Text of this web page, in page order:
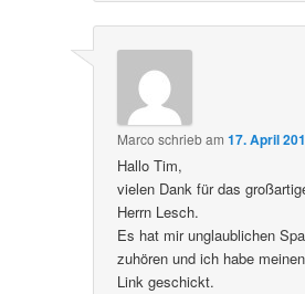
Marco schriebam17. April
Hallo Tim,
vielen Dank für das
Herrn Lesch.
Es hat mir unglaublichen
zuhören und ich habe
Link geschickt.